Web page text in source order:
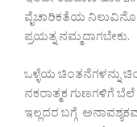
ವೈಚಾರಿಕತೆಯ
ಪ್ರಯತ್ನ ನಮ್ಮದಾಗಬೇಕು.
ಒಳ್ಳೆಯ ಚಿಂತನೆಗಳನ್ನು
ನಕರಾತ್ಮಕ ಗುಣಗಳಿಗೆ
ಇಲ್ಲದರ ಬಗ್ಗೆ